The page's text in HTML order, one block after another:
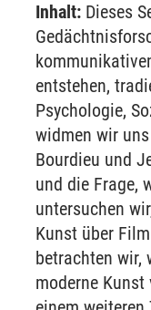
Inhalt: Dieses
entstehen,
Psychologie,
widmen wir
Bourdieu und
und die Frage,
untersuchen
Kunst über
betrachten wir,
moderne